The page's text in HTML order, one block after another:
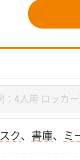
ク、 書庫、 ミ